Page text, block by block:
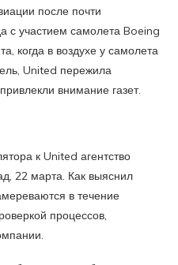
после почти
с участием самолета Boeing
когда в воздухе у самолета
United пережила
внимание газет.
к United агентство
22 марта. Как выяснил
в течение
процессов,